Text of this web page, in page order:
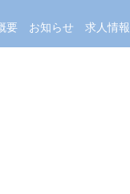
要 お知らせ 求人情報